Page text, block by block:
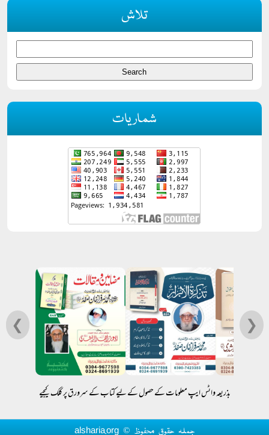
تلاش
شماریات
❮ ❯
بذریعہ واٹس ایپ معلومات کے حصول کے لیے کتاب کے سرورق پر کلک کیجیے
جملہ حقوق محفوظ © alsharia.org